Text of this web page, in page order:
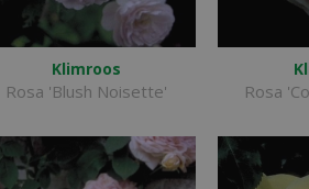
Klimroos
Rosa 'Blush Noisette' Rosa